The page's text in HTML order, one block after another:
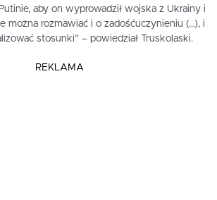
aby on wyprowadził wojska z Ukrainy i
można rozmawiać i o zadośćuczynieniu (…), i
stosunki” – powiedział Truskolaski.
REKLAMA